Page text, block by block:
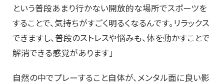
という普段あまり行かない開放的な場所でスポーツを
することで、気持ちがすごく明るくなるんです。リラックス
できますし、普段のストレスや悩みも、体を動かすことで
解消できる感覚があります」
自然の中でプレーすること自体が、メンタル面に良い影